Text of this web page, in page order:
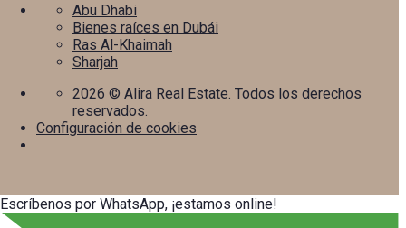
Abu Dhabi
Bienes raíces en Dubái
Ras Al-Khaimah
Sharjah
2026 © Alira Real Estate. Todos los derechos
reservados.
Configuración de cookies
Escríbenos por WhatsApp, ¡estamos online!